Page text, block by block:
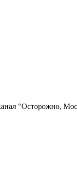
"Осторожно,